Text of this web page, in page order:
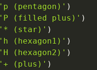
'p (pentagon)' )
'P (filled plus)' )
'* (star)' )
'h (hexagon1)' )
'H (hexagon2)' )
'+ (plus)' )